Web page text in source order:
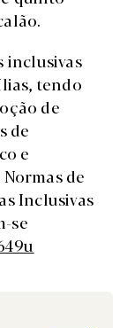
inclusivas
tendo
de
de
e
de
Inclusivas
se